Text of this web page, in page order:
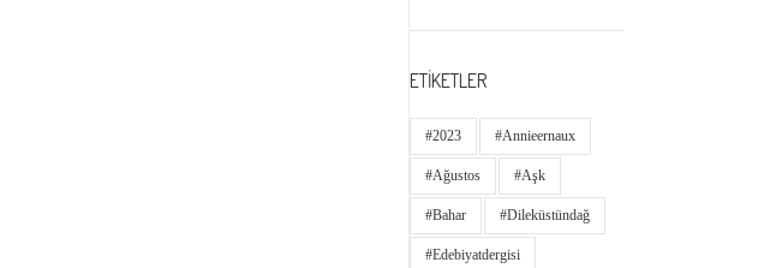
ETİKETLER
#2023 #annieernaux
#ağustos #aşk
#bahar #dileküstündağ
#edebiyatdergisi